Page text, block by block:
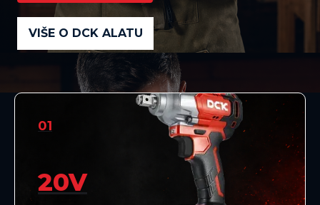
VIŠE O DCK ALATU
01
20V